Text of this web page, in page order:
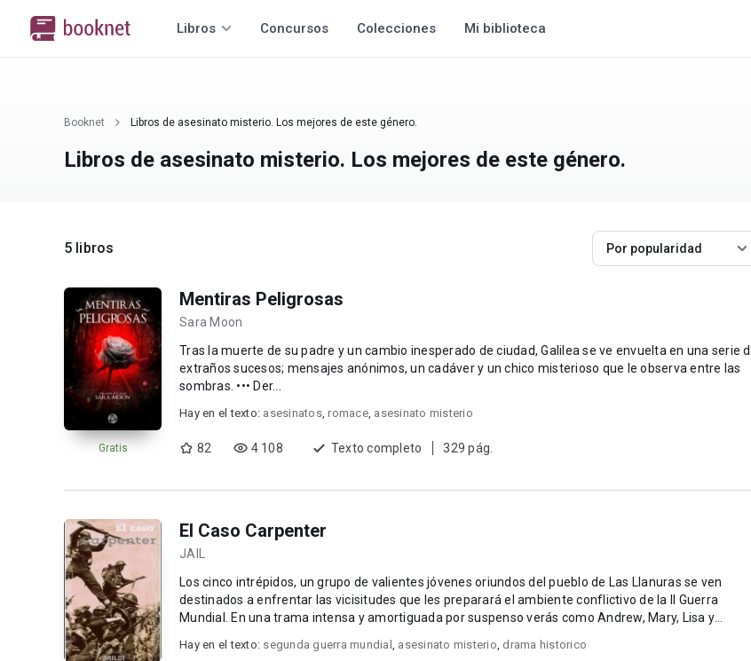
Libros Concursos Colecciones Mi biblioteca
Booknet Libros de asesinato misterio. Los mejores de este género.
Libros de asesinato misterio. Los mejores de este género.
5 libros Por popularidad
Gratis
Mentiras Peligrosas
Sara Moon
Tras la muerte de su padre y un cambio inesperado de ciudad, Galilea se ve envuelta en una serie
extraños sucesos; mensajes anónimos, un cadáver y un chico misterioso que le observa entre las
sombras. ••• Der...
Hay en el texto: asesinatos,romace, asesinato misterio
82 4 108 Texto completo 329 pág.
El Caso Carpenter
JAIL
Los cinco intrépidos, un grupo de valientes jóvenes oriundos del pueblo de Las Llanuras se ven
destinados a enfrentar las vicisitudes que les preparará el ambiente conflictivo de la II Guerra
Mundial. En una trama intensa y amortiguada por suspenso verás como Andrew, Mary, Lisa y
Hay en el texto: segunda guerra mundial , asesinato misterio, drama historico